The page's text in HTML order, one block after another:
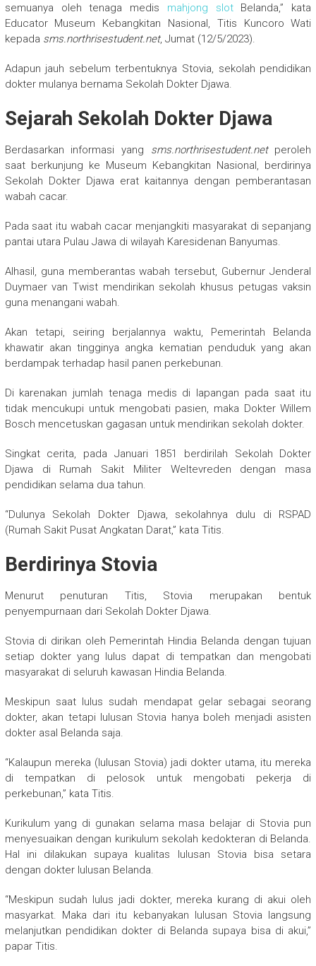
semuanya oleh tenaga medis mahjong slotBelanda,” kata
Educator Museum Kebangkitan Nasional, Titis Kuncoro Wati
kepada sms.northrisestudent.net, Jumat (12/5/2023).
Adapun jauh sebelum terbentuknya Stovia, sekolah pendidikan
dokter mulanya bernama Sekolah Dokter Djawa.
Sejarah Sekolah Dokter Djawa
Berdasarkan informasi yang sms.northrisestudent.netperoleh
saat berkunjung ke Museum Kebangkitan Nasional, berdirinya
Sekolah Dokter Djawa erat kaitannya dengan pemberantasan
wabah cacar.
Pada saat itu wabah cacar menjangkiti masyarakat di sepanjang
pantai utara Pulau Jawa di wilayah Karesidenan Banyumas.
Alhasil, guna memberantas wabah tersebut, Gubernur Jenderal
Duymaer van Twist mendirikan sekolah khusus petugas vaksin
guna menangani wabah.
Akan tetapi, seiring berjalannya waktu, Pemerintah Belanda
khawatir akan tingginya angka kematian penduduk yang akan
berdampak terhadap hasil panen perkebunan.
Di karenakan jumlah tenaga medis di lapangan pada saat itu
tidak mencukupi untuk mengobati pasien, maka Dokter Willem
Bosch mencetuskan gagasan untuk mendirikan sekolah dokter.
Singkat cerita, pada Januari 1851 berdirilah Sekolah Dokter
Djawa di Rumah Sakit Militer Weltevreden dengan masa
pendidikan selama dua tahun.
“Dulunya Sekolah Dokter Djawa, sekolahnya dulu di RSPAD
(Rumah Sakit Pusat Angkatan Darat,” kata Titis.
Berdirinya Stovia
Menurut penuturan Titis, Stovia merupakan bentuk
penyempurnaan dari Sekolah Dokter Djawa.
Stovia di dirikan oleh Pemerintah Hindia Belanda dengan tujuan
setiap dokter yang lulus dapat di tempatkan dan mengobati
masyarakat di seluruh kawasan Hindia Belanda.
Meskipun saat lulus sudah mendapat gelar sebagai seorang
dokter, akan tetapi lulusan Stovia hanya boleh menjadi asisten
dokter asal Belanda saja.
“Kalaupun mereka (lulusan Stovia) jadi dokter utama, itu mereka
di tempatkan di pelosok untuk mengobati pekerja di
perkebunan,” kata Titis.
Kurikulum yang di gunakan selama masa belajar di Stovia pun
menyesuaikan dengan kurikulum sekolah kedokteran di Belanda.
Hal ini dilakukan supaya kualitas lulusan Stovia bisa setara
dengan dokter lulusan Belanda.
“Meskipun sudah lulus jadi dokter, mereka kurang di akui oleh
masyarkat. Maka dari itu kebanyakan lulusan Stovia langsung
melanjutkan pendidikan dokter di Belanda supaya bisa di akui,”
papar Titis.